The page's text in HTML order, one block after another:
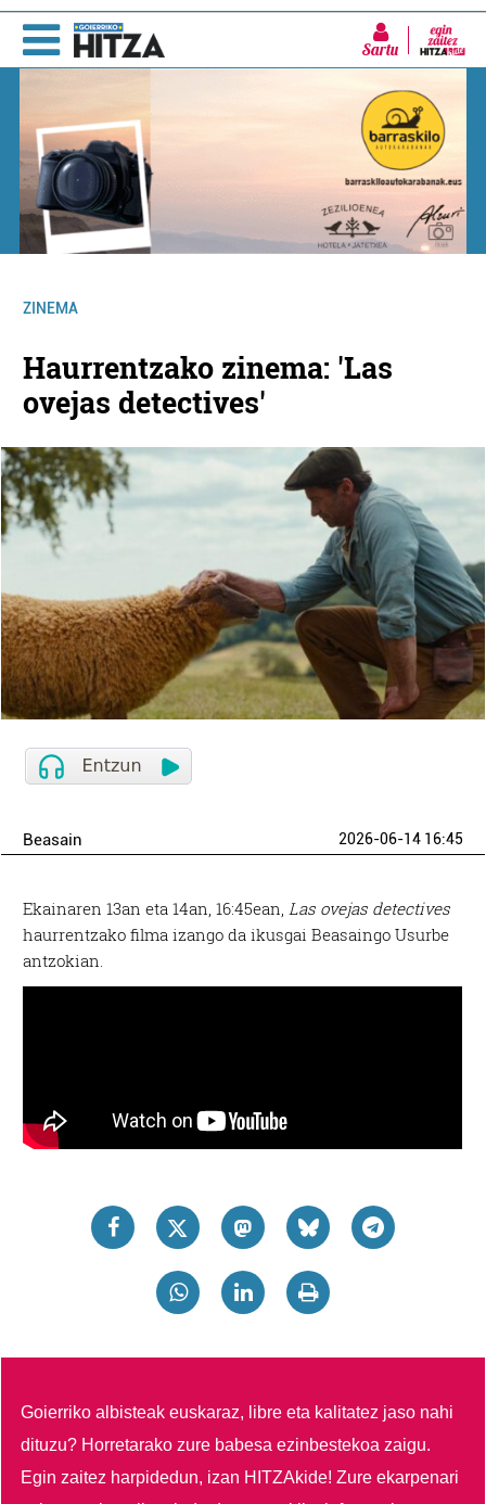
Sartu
ZINEMA
Haurrentzako zinema: 'Las
ovejas detectives'
Beasain 2026-06-14 16:45
Ekainaren 13an eta 14an, 16:45ean, Las ovejas detectives
haurrentzako filma izango da ikusgai Beasaingo Usurbe
antzokian.
Goierriko albisteak euskaraz, libre eta kalitatez jaso nahi
dituzu? Horretarako zure babesa ezinbestekoa zaigu.
Egin zaitez harpidedun, izan HITZAkide!Zure ekarpenari